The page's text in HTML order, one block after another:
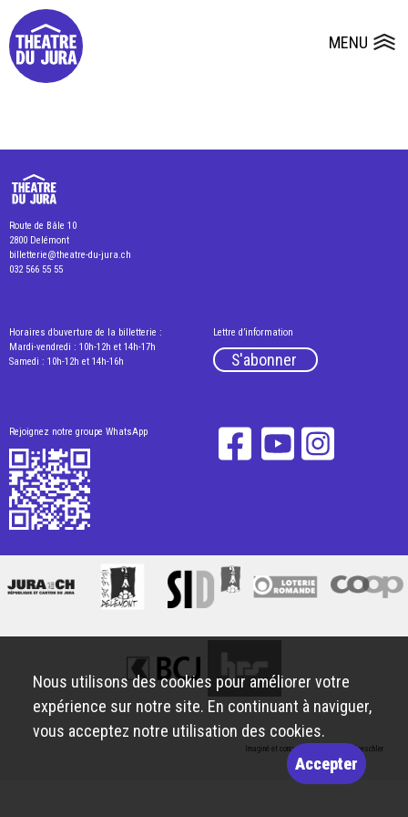
MENU
Presse
Salles
Dépôts de dossiers
Route de Bâle 10
2800 Delémont
billetterie@theatre-du-jura.ch
032 566 55 55
Horaires d’ouverture de la billetterie :
Mardi-vendredi : 10h-12h et 14h-17h
Samedi : 10h-12h et 14h-16h
Lettre d’information
S'abonner
Rejoignez notre groupe WhatsApp
Imaginé et conçu par Giorgianni & Moeschler
Nous utilisons des cookies pour améliorer votre
expérience sur notre site. En continuant à naviguer,
vous acceptez notre utilisation des cookies.
Accepter